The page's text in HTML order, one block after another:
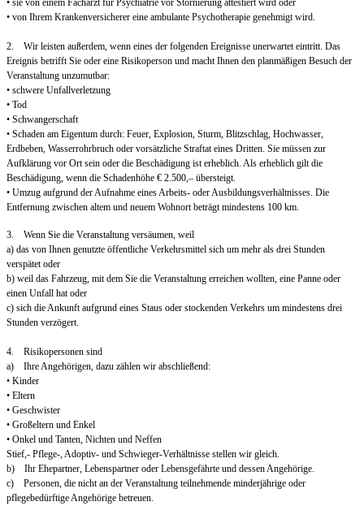
• sie von einem Facharzt für Psychiatrie vor Stornierung attestiert wird oder
• von Ihrem Krankenversicherer eine ambulante Psychotherapie genehmigt wird.
2. Wir leisten außerdem, wenn eines der folgenden Ereignisse unerwartet eintritt. Das
Ereignis betrifft Sie oder eine Risikoperson und macht Ihnen den planmäßigen Besuch der
Veranstaltung unzumutbar:
• schwere Unfallverletzung
• Tod
• Schwangerschaft
• Schaden am Eigentum durch: Feuer, Explosion, Sturm, Blitzschlag, Hochwasser,
Erdbeben, Wasserrohrbruch oder vorsätzliche Straftat eines Dritten. Sie müssen zur
Aufklärung vor Ort sein oder die Beschädigung ist erheblich. Als erheblich gilt die
Beschädigung, wenn die Schadenhöhe € 2.500,– übersteigt.
• Umzug aufgrund der Aufnahme eines Arbeits- oder Ausbildungsverhältnisses. Die
Entfernung zwischen altem und neuem Wohnort beträgt mindestens 100 km.
3. Wenn Sie die Veranstaltung versäumen, weil
a) das von Ihnen genutzte öffentliche Verkehrsmittel sich um mehr als drei Stunden
verspätet oder
b) weil das Fahrzeug, mit dem Sie die Veranstaltung erreichen wollten, eine Panne oder
einen Unfall hat oder
c) sich die Ankunft aufgrund eines Staus oder stockenden Verkehrs um mindestens drei
Stunden verzögert.
4. Risikopersonen sind
a) Ihre Angehörigen, dazu zählen wir abschließend:
• Kinder
• Eltern
• Geschwister
• Großeltern und Enkel
• Onkel und Tanten, Nichten und Neffen
Stief,- Pflege-, Adoptiv- und Schwieger-Verhältnisse stellen wir gleich.
b) Ihr Ehepartner, Lebenspartner oder Lebensgefährte und dessen Angehörige.
c) Personen, die nicht an der Veranstaltung teilnehmende minderjährige oder
pflegebedürftige Angehörige betreuen.